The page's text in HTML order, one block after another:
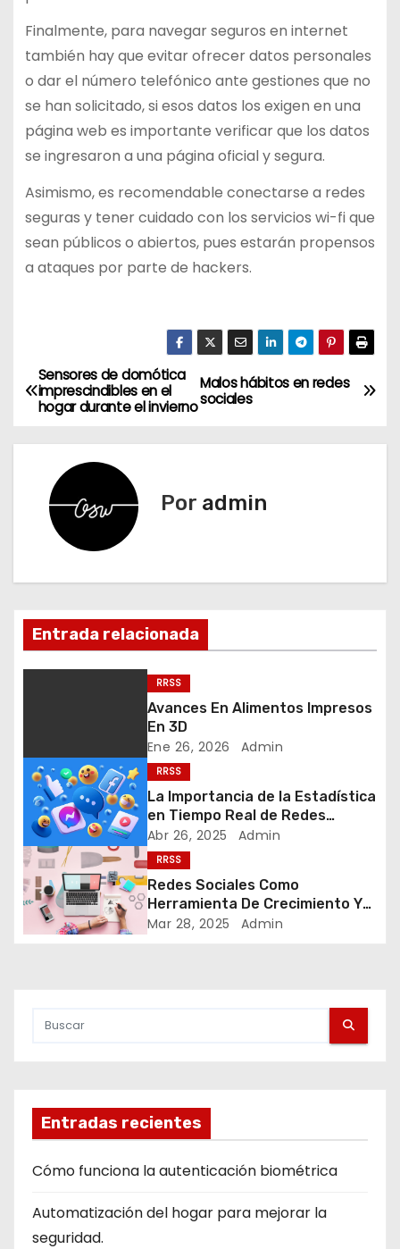
Finalmente, para navegar seguros en internet
también hay que evitar ofrecer datos personales
o dar el número telefónico ante gestiones que no
se han solicitado, si esos datos los exigen en una
página web es importante verificar que los datos
se ingresaron a una página oficial y segura.
Asimismo, es recomendable conectarse a redes
seguras y tener cuidado con los servicios wi-fi que
sean públicos o abiertos, pues estarán propensos
a ataques por parte de hackers.
N
a
c
i
d
e
e
n
t
Malos hábitos en redes
sociales
Sensores de domótica
imprescindibles en el
hogar durante el invierno
Por admin
Entrada relacionada
RRSS
Avances En Alimentos Impresos
En 3D
Ene 26, 2026 Admin
RRSS
La Importancia de la Estadística
en Tiempo Real de Redes
Sociales
Abr 26, 2025 Admin
RRSS
Redes Sociales Como
Herramienta De Crecimiento Y
Posicionamiento
Mar 28, 2025 Admin
Entradas recientes
Cómo funciona la autenticación biométrica
Automatización del hogar para mejorar la
seguridad.